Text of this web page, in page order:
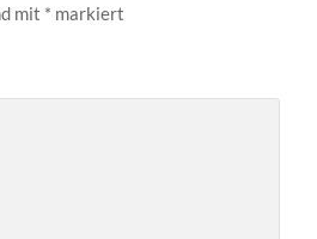
mit * markiert